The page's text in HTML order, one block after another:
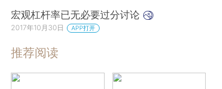
宏观杠杆率已无必要过分讨论
2017年10月30日 APP打开
推荐阅读